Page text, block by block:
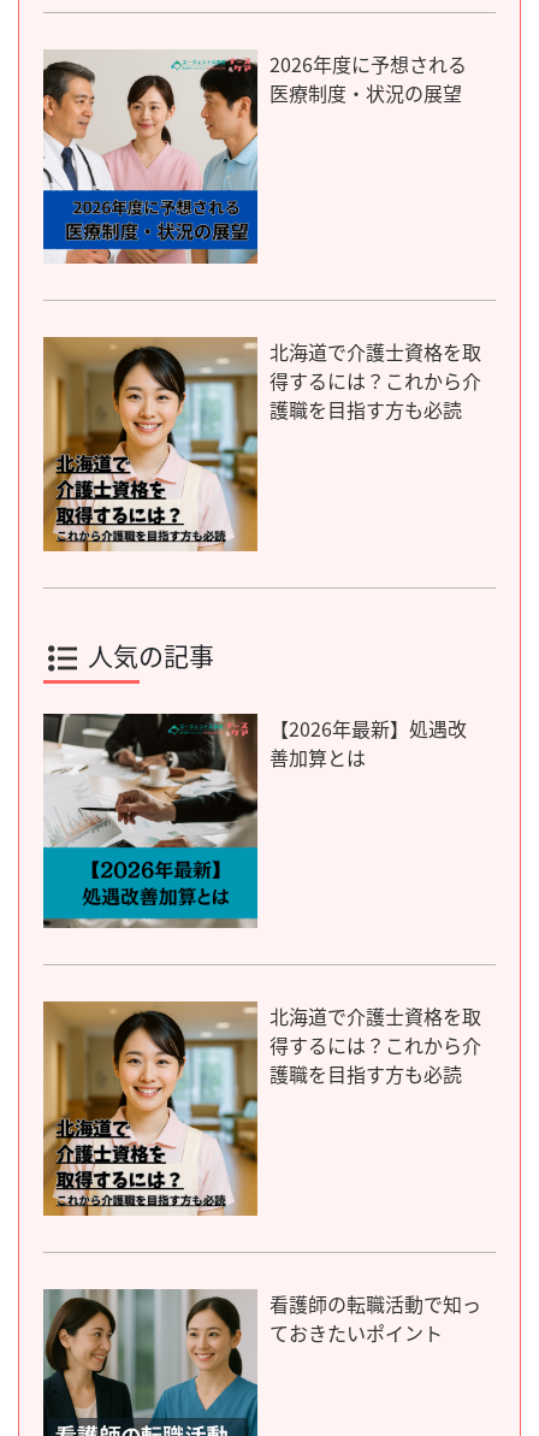
2026年度に予想される
医療制度・状況の展望
北海道で介護士資格を取
得するには？これから介
護職を目指す方も必読
人気の記事
【2026年最新】処遇改
善加算とは
北海道で介護士資格を取
得するには？これから介
護職を目指す方も必読
看護師の転職活動で知っ
ておきたいポイント